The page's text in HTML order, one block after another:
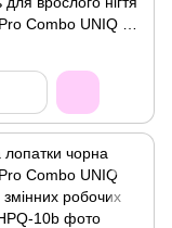
Combo UNIQ 38
частина